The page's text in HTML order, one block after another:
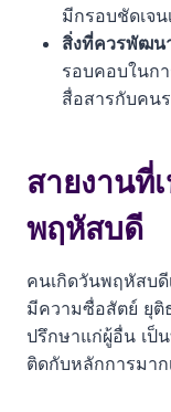
มีกรอบชัดเจ
สิ่งที่ควรพัฒน
รอบคอบในกา
สื่อสารกับคน
สายงานที่
พฤหัสบดี
คนเกิดวันพฤหัสบดี
มีความซื่อสัตย์ ยุติ
ปรึกษาแก่ผู้อื่น เป็
ติดกับหลักการมา